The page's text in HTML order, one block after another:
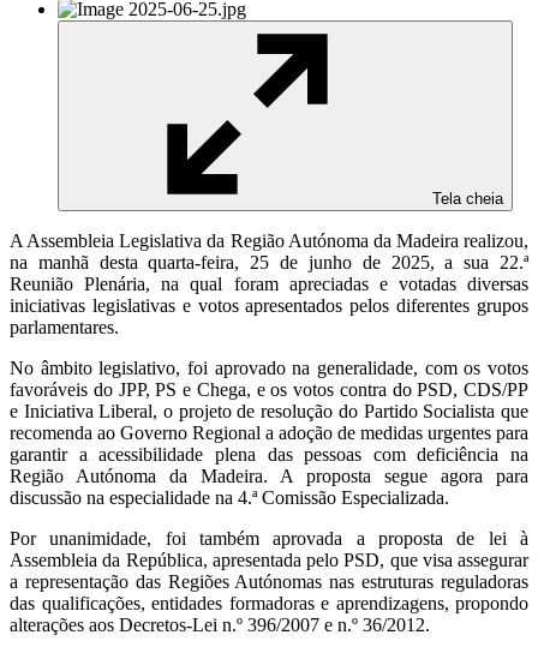
Tela cheia
A Assembleia Legislativa da Região Autónoma da Madeira realizou,
na manhã desta quarta-feira, 25 de junho de 2025, a sua 22.ª
Reunião Plenária, na qual foram apreciadas e votadas diversas
iniciativas legislativas e votos apresentados pelos diferentes grupos
parlamentares.
No âmbito legislativo, foi aprovado na generalidade, com os votos
favoráveis do JPP, PS e Chega, e os votos contra do PSD, CDS/PP
e Iniciativa Liberal, o projeto de resolução do Partido Socialista que
recomenda ao Governo Regional a adoção de medidas urgentes para
garantir a acessibilidade plena das pessoas com deficiência na
Região Autónoma da Madeira. A proposta segue agora para
discussão na especialidade na 4.ª Comissão Especializada.
Por unanimidade, foi também aprovada a proposta de lei à
Assembleia da República, apresentada pelo PSD, que visa assegurar
a representação das Regiões Autónomas nas estruturas reguladoras
das qualificações, entidades formadoras e aprendizagens, propondo
alterações aos Decretos-Lei n.º 396/2007 e n.º 36/2012.